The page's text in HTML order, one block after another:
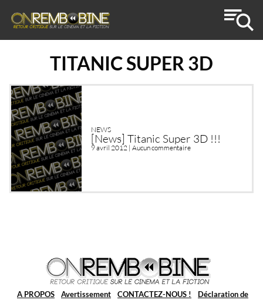
TITANIC SUPER 3D
NEWS
[News] Titanic Super 3D !!!
9 avril 2012 | Aucun commentaire
A PROPOS Avertissement CONTACTEZ-NOUS !
Déclaration de